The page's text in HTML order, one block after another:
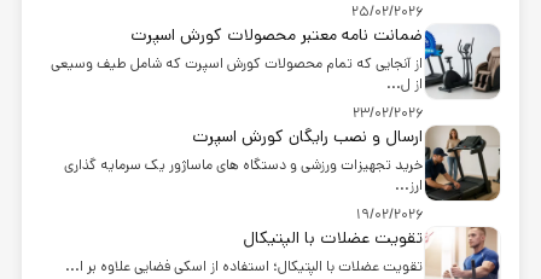
25/02/2026
ضمانت نامه معتبر محصولات کورش اسپرت
از آنجایی که تمام محصولات کورش اسپرت که شامل طیف وسیعی
از ل...
23/02/2026
ارسال و نصب رایگان کورش اسپرت
خرید تجهیزات ورزشی و دستگاه های ماساژور یک سرمایه گذاری
ارز...
19/02/2026
تقویت عضلات با الپتیکال
تقویت عضلات با الپتیکال؛ استفاده از اسکی فضایی علاوه بر ا...